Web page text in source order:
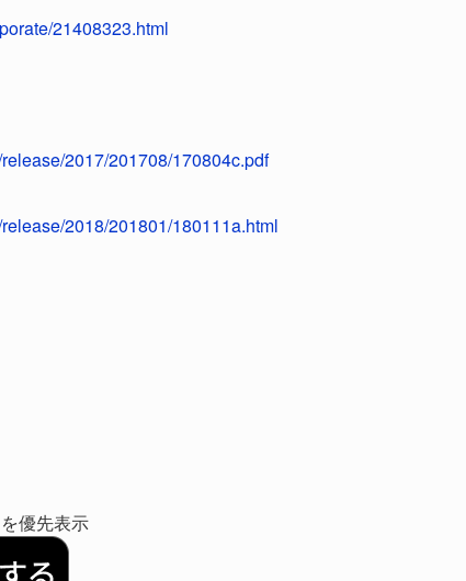
21408323.html
2017/201708/170804c.pdf
2018/201801/180111a.html
優先表示